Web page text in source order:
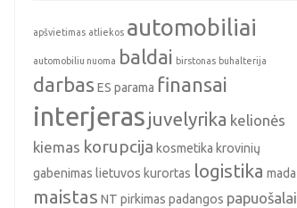
apšvietimas atliekos automobiliai
automobiliu nuoma baldai birstonas buhalterija
darbas ES parama finansai
interjeras juvelyrika kelionės
kiemas korupcija kosmetika krovinių
gabenimas lietuvos kurortas logistika mada
maistas NT pirkimas padangos papuošalai